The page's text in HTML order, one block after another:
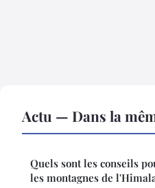
Actu — Dans la
Quels sont les conseils
les montagnes de